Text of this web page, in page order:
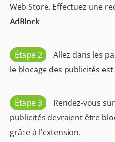
Web Store. Effectuez une
AdBlock.
Étape 2
Allez dans les
le blocage des publicités est
Étape 3
Rendez-vous
publicités devraient être
grâce à l'extension.